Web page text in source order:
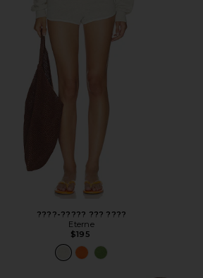
????-????? ??? ????
Eterne
$195